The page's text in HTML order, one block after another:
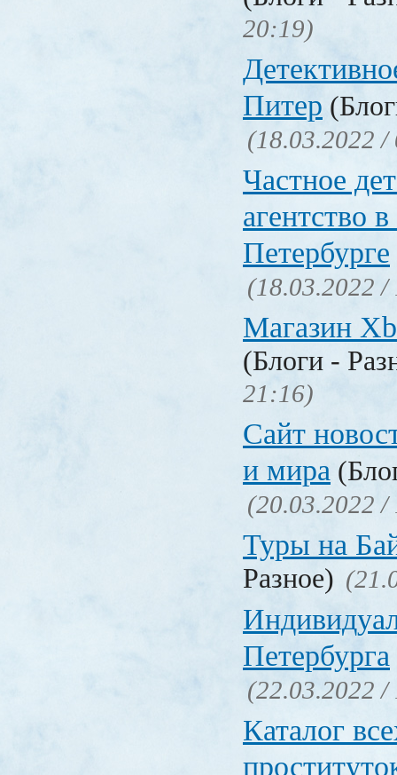
20:19)
Питер
(18.03.2022 /
Частное
агентство
Петербурге
(18.03.2022 /
Магазин
(Блоги -
21:16)
Сайт
и мира
(20.03.2022 /
Туры на
Разное)
Петербурга
(22.03.2022 /
Каталог